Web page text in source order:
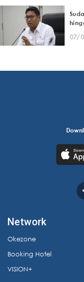
07/
Network
Okezone
Booking Hotel
VISION+